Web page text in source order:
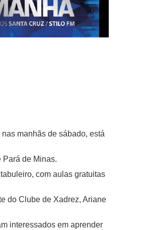
manhãs de sábado, está
Pará de Minas.
com aulas gratuitas
do Clube de Xadrez, Ariane
interessados em aprender